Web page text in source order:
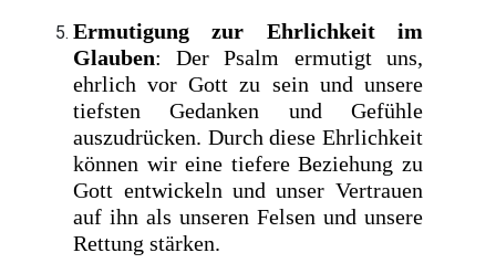
Ermutigung zur Ehrlichkeit im
Glauben: Der Psalm ermutigt uns,
ehrlich vor Gott zu sein und unsere
tiefsten Gedanken und Gefühle
auszudrücken. Durch diese Ehrlichkeit
können wir eine tiefere Beziehung zu
Gott entwickeln und unser Vertrauen
auf ihn als unseren Felsen und unsere
Rettung stärken.